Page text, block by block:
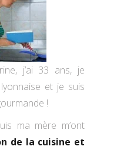
j’ai 33 ans, je
et je suis
!
ma mère m’ont
de la cuisine et